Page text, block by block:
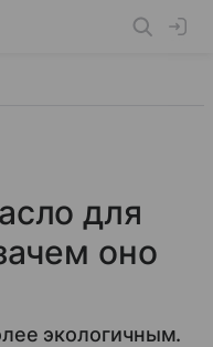
для
оно
экологичным.